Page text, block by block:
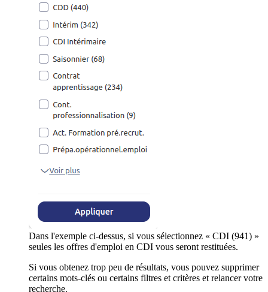
Dans l'exemple ci-dessus, si vous sélectionnez « CDI (941) »
seules les offres d'emploi en CDI vous seront restituées.
Si vous obtenez trop peu de résultats, vous pouvez supprimer
certains mots-clés ou certains filtres et critères et relancer votre
recherche.